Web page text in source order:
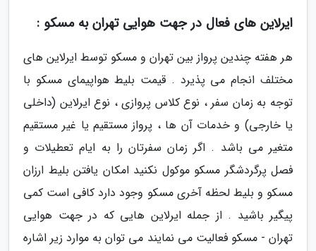
ایرلاین های فعال در جهت هوایی تهران به مسکو :
هر هفته چندین پرواز بین تهران و مسکو توسط ایرلاین های
مختلف انجام می پذیرد . قیمت بلیط هواپیمای مسکو با
توجه به زمان سفر ، نوع کلاس پروازی ، نوع ایرلاین (داخلی
یا خارجی) و خدمات آن ها ، پرواز مستقیم یا غیر مستقیم
متغیر می باشد . اگر زمان سفرتان را به ایام تعطیلات و
فصل پرگردشگر مسکو موکول نکنید امکان یافتن بلیط ارزان
مسکو و بلیط لحظه آخری مسکو وجود دارد کافی است کمی
پیگیر باشید . از جمله ایرلاین هایی که در جهت هوایی
تهران - مسکو فعالیت می نمایند می توان به موارد زیر اشاره